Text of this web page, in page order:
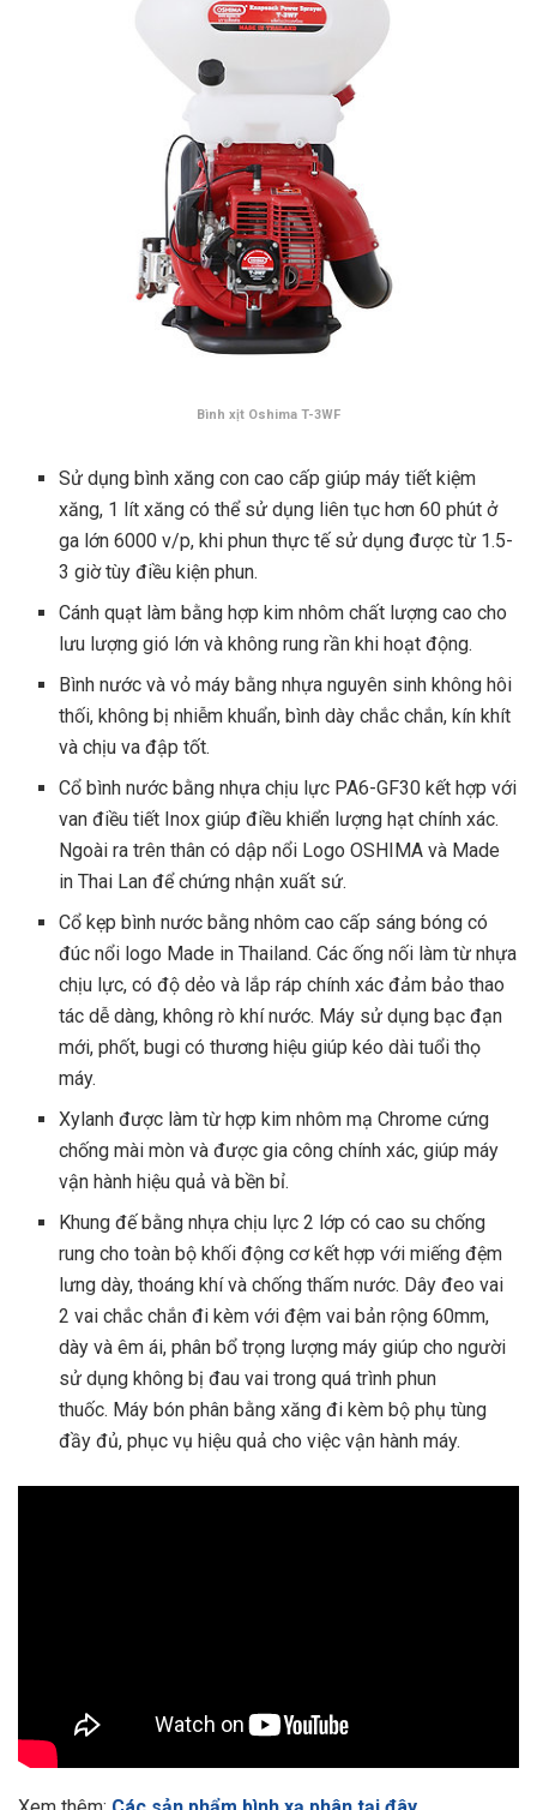
Bình xịt Oshima T-3WF
Sử dụng bình xăng con cao cấp giúp máy tiết kiệm
xăng, 1 lít xăng có thể sử dụng liên tục hơn 60 phút ở
ga lớn 6000 v/p, khi phun thực tế sử dụng được từ 1.5-
3 giờ tùy điều kiện phun.
Cánh quạt làm bằng hợp kim nhôm chất lượng cao cho
lưu lượng gió lớn và không rung rần khi hoạt động.
Bình nước và vỏ máy bằng nhựa nguyên sinh không hôi
thối, không bị nhiễm khuẩn, bình dày chắc chắn, kín khít
và chịu va đập tốt.
Cổ bình nước bằng nhựa chịu lực PA6-GF30 kết hợp với
van điều tiết Inox giúp điều khiển lượng hạt chính xác.
Ngoài ra trên thân có dập nổi Logo OSHIMA và Made
in Thai Lan để chứng nhận xuất sứ.
Cổ kẹp bình nước bằng nhôm cao cấp sáng bóng có
đúc nổi logo Made in Thailand. Các ống nối làm từ nhựa
chịu lực, có độ dẻo và lắp ráp chính xác đảm bảo thao
tác dễ dàng, không rò khí nước. Máy sử dụng bạc đạn
mới, phốt, bugi có thương hiệu giúp kéo dài tuổi thọ
máy.
Xylanh được làm từ hợp kim nhôm mạ Chrome cứng
chống mài mòn và được gia công chính xác, giúp máy
vận hành hiệu quả và bền bỉ.
Khung đế bằng nhựa chịu lực 2 lớp có cao su chống
rung cho toàn bộ khối động cơ kết hợp với miếng đệm
lưng dày, thoáng khí và chống thấm nước. Dây đeo vai
2 vai chắc chắn đi kèm với đệm vai bản rộng 60mm,
dày và êm ái, phân bổ trọng lượng máy giúp cho người
sử dụng không bị đau vai trong quá trình phun
thuốc. Máy bón phân bằng xăng đi kèm bộ phụ tùng
đầy đủ, phục vụ hiệu quả cho việc vận hành máy.